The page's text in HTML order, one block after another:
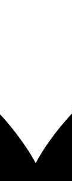
projektarbetet
vi fick prata med
och veta vilka
tiden och
Och så
Nu har vi ju
till er båda
kunskap som
mött i de
kanske har
Vad ser ni som
som finns hos
unga målgruppen
då för just